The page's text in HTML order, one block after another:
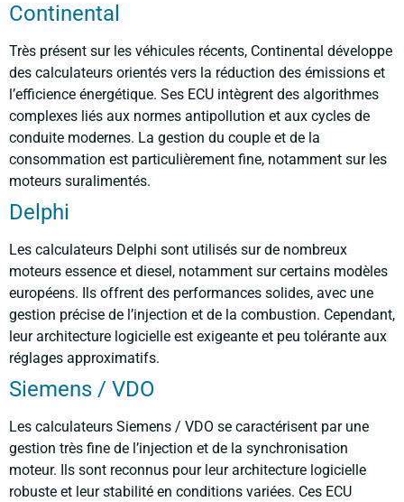
Continental
Très présent sur les véhicules récents, Continental développe
des calculateurs orientés vers la réduction des émissions et
l’efficience énergétique. Ses ECU intègrent des algorithmes
complexes liés aux normes antipollution et aux cycles de
conduite modernes. La gestion du couple et de la
consommation est particulièrement fine, notamment sur les
moteurs suralimentés.
Delphi
Les calculateurs Delphi sont utilisés sur de nombreux
moteurs essence et diesel, notamment sur certains modèles
européens. Ils offrent des performances solides, avec une
gestion précise de l’injection et de la combustion. Cependant,
leur architecture logicielle est exigeante et peu tolérante aux
réglages approximatifs.
Siemens / VDO
Les calculateurs Siemens / VDO se caractérisent par une
gestion très fine de l’injection et de la synchronisation
moteur. Ils sont reconnus pour leur architecture logicielle
robuste et leur stabilité en conditions variées. Ces ECU